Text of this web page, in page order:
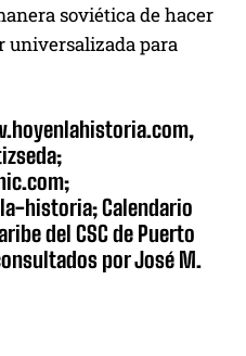
soviética de hacer
universalizada para
historia; Calendario
del CSC de Puerto
por José M.